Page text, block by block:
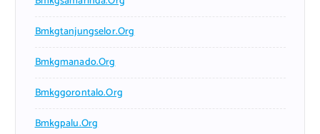
Bmkgtanjungselor.org
Bmkgmanado.org
Bmkggorontalo.org
Bmkgpalu.org